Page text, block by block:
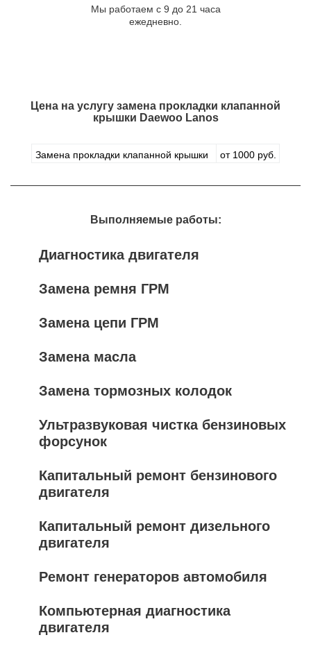
Мы работаем с 9 до 21 часа
ежедневно.
Цена на услугу замена прокладки клапанной
крышки Daewoo Lanos
Замена прокладки клапанной крышки от 1000 руб.
Выполняемые работы:
Диагностика двигателя
Замена ремня ГРМ
Замена цепи ГРМ
Замена масла
Замена тормозных колодок
Ультразвуковая чистка бензиновых
форсунок
Капитальный ремонт бензинового
двигателя
Капитальный ремонт дизельного
двигателя
Ремонт генераторов автомобиля
Компьютерная диагностика
двигателя